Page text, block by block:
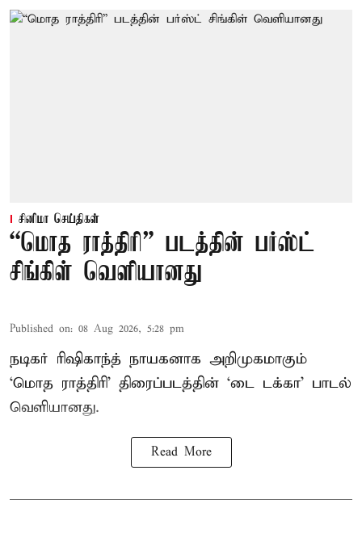
சினிமா செய்திகள்
“மொத ராத்திரி” படத்தின் பர்ஸ்ட்
சிங்கிள் வெளியானது
Published on: 08 Aug 2026, 5:28 pm
நடிகர் ரிஷிகாந்த் நாயகனாக அறிமுகமாகும்
‘மொத ராத்திரி’ திரைப்படத்தின் ‘டை டக்கா’ பாடல்
வெளியானது.
Read More